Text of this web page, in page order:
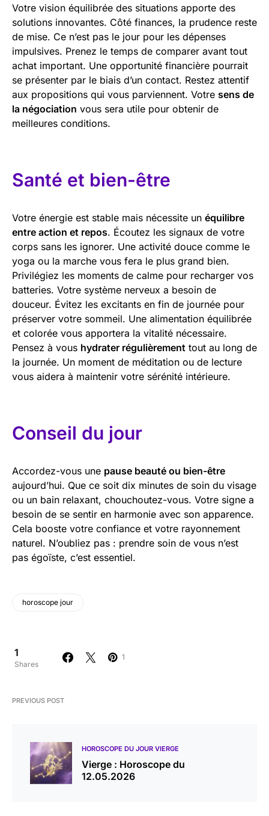
Votre vision équilibrée des situations apporte des
solutions innovantes. Côté finances, la prudence reste
de mise. Ce n’est pas le jour pour les dépenses
impulsives. Prenez le temps de comparer avant tout
achat important. Une opportunité financière pourrait
se présenter par le biais d’un contact. Restez attentif
aux propositions qui vous parviennent. Votre sens de
la négociation vous sera utile pour obtenir de
meilleures conditions.
Santé et bien-être
Votre énergie est stable mais nécessite un équilibre
entre action et repos. Écoutez les signaux de votre
corps sans les ignorer. Une activité douce comme le
yoga ou la marche vous fera le plus grand bien.
Privilégiez les moments de calme pour recharger vos
batteries. Votre système nerveux a besoin de
douceur. Évitez les excitants en fin de journée pour
préserver votre sommeil. Une alimentation équilibrée
et colorée vous apportera la vitalité nécessaire.
Pensez à vous hydrater régulièrement tout au long de
la journée. Un moment de méditation ou de lecture
vous aidera à maintenir votre sérénité intérieure.
Conseil du jour
Accordez-vous une pause beauté ou bien-être
aujourd’hui. Que ce soit dix minutes de soin du visage
ou un bain relaxant, chouchoutez-vous. Votre signe a
besoin de se sentir en harmonie avec son apparence.
Cela booste votre confiance et votre rayonnement
naturel. N’oubliez pas : prendre soin de vous n’est
pas égoïste, c’est essentiel.
horoscope jour
1
Shares
1
PREVIOUS POST
HOROSCOPE DU JOUR VIERGE
Vierge : Horoscope du
12.05.2026